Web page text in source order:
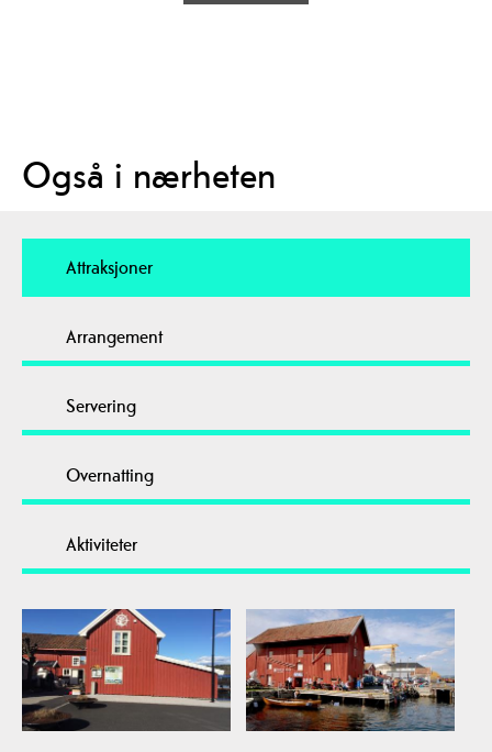
Også i nærheten
Attraksjoner
Arrangement
Servering
Overnatting
Aktiviteter